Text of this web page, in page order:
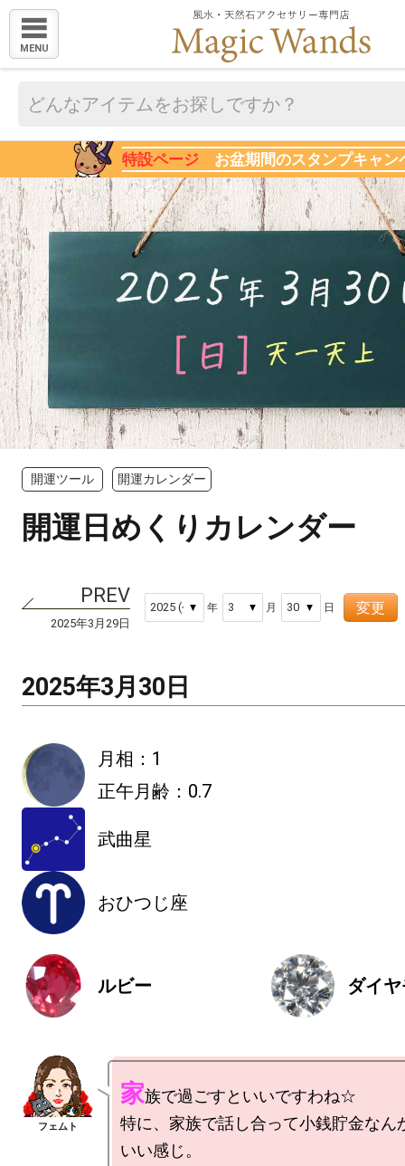
MENU
特設ページ お盆期間のスタンプキャン
開運ツール 開運カレンダー
開運日めくりカレンダー
2025年3月29日
年 月 日 変更
2025年3月30日
月相：1
正午月齢：0.7
武曲星
おひつじ座
ルビー ダイ
家族で過ごすといいですわね☆
特に、家族で話し合って小銭貯金なん
いい感じ。